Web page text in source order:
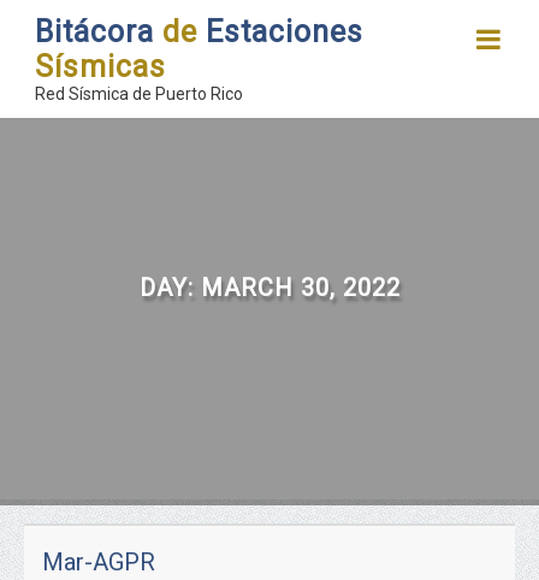
Bitácora de Estaciones
Sísmicas
Red Sísmica de Puerto Rico
DAY: MARCH 30, 2022
Mar-AGPR